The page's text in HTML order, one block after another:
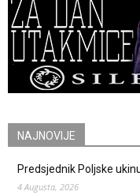
NAJNOVIJE
Predsjednik Poljske
4 Augusta, 2026